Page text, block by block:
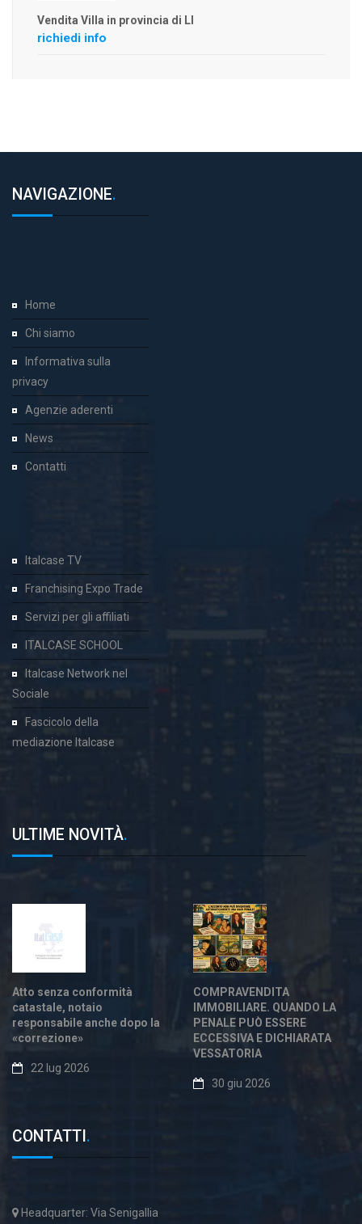
Vendita Villa in provincia di LI
richiedi info
NAVIGAZIONE.
Home
Chi siamo
Informativa sulla
privacy
Agenzie aderenti
News
Contatti
Italcase TV
Franchising Expo Trade
Servizi per gli affiliati
ITALCASE SCHOOL
Italcase Network nel
Sociale
Fascicolo della
mediazione Italcase
ULTIME NOVITÀ.
Atto senza conformità
catastale, notaio
responsabile anche dopo la
«correzione»
22 lug 2026
COMPRAVENDITA
IMMOBILIARE. QUANDO LA
PENALE PUÒ ESSERE
ECCESSIVA E DICHIARATA
VESSATORIA
30 giu 2026
CONTATTI .
Headquarter: Via Senigallia